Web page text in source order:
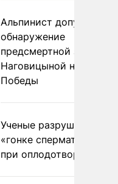
Альпинист допустил
обнаружение
предсмертной записки
Наговицыной на пике
Победы
Ученые разрушили миф
«гонке
при оплодотворении